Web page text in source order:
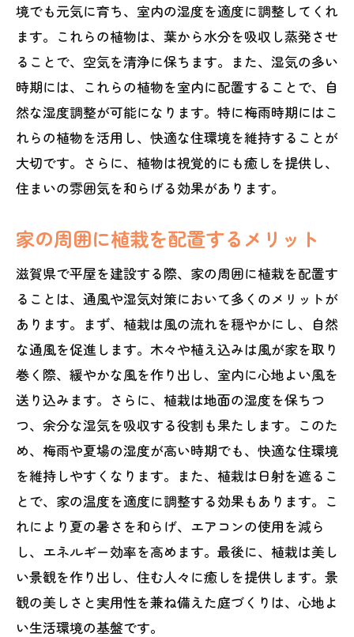
境でも元気に育ち、室内の湿度を適度に調整してくれ
ます。これらの植物は、葉から水分を吸収し蒸発させ
ることで、空気を清浄に保ちます。また、湿気の多い
時期には、これらの植物を室内に配置することで、自
然な湿度調整が可能になります。特に梅雨時期にはこ
れらの植物を活用し、快適な住環境を維持することが
大切です。さらに、植物は視覚的にも癒しを提供し、
住まいの雰囲気を和らげる効果があります。
家の周囲に植栽を配置するメリット
滋賀県で平屋を建設する際、家の周囲に植栽を配置す
ることは、通風や湿気対策において多くのメリットが
あります。まず、植栽は風の流れを穏やかにし、自然
な通風を促進します。木々や植え込みは風が家を取り
巻く際、緩やかな風を作り出し、室内に心地よい風を
送り込みます。さらに、植栽は地面の湿度を保ちつ
つ、余分な湿気を吸収する役割も果たします。このた
め、梅雨や夏場の湿度が高い時期でも、快適な住環境
を維持しやすくなります。また、植栽は日射を遮るこ
とで、家の温度を適度に調整する効果もあります。こ
れにより夏の暑さを和らげ、エアコンの使用を減ら
し、エネルギー効率を高めます。最後に、植栽は美し
い景観を作り出し、住む人々に癒しを提供します。景
観の美しさと実用性を兼ね備えた庭づくりは、心地よ
い生活環境の基盤です。